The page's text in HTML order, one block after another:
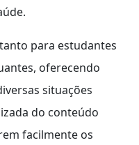
para estudantes
oferecendo
situações
do conteúdo
facilmente os